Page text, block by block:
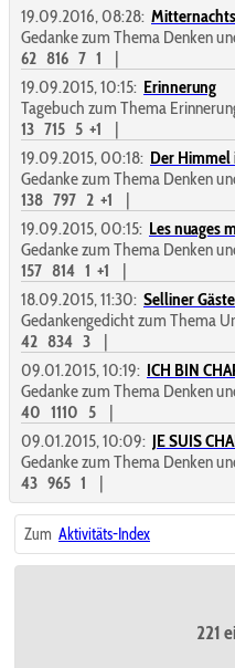
19.09.2016, 08:28:
Gedanke zum Thema Denken
62 816 7 1
|
19.09.2015, 10:15: Erinnerung
Tagebuch zum Thema
13 715 5 +1
|
19.09.2015, 00:18: Der
Gedanke zum Thema Denken
138 797 2 +1
|
19.09.2015, 00:15: Les nuages
Gedanke zum Thema Denken
157 814 1 +1
|
18.09.2015, 11:30: Selliner
Gedankengedicht zum Thema
42 834 3
|
09.01.2015, 10:19: ICH BIN
Gedanke zum Thema Denken
40 1110 5
|
09.01.2015, 10:09: JE SUIS
Gedanke zum Thema Denken
43 965 1 |
Zum Aktivitäts-Index
221